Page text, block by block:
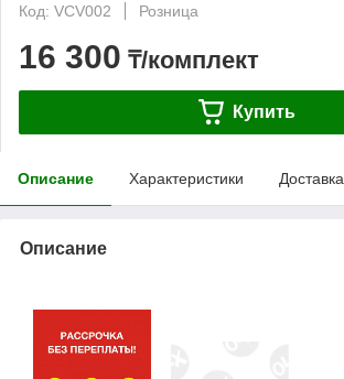
Код: VCV002
Розница
16 300 ₸/комплект
Купить
Описание Характеристики Доставка
Описание